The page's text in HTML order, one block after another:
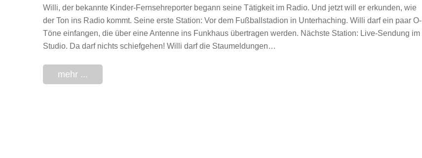
Willi, der bekannte Kinder-Fernsehreporter begann seine Tätigkeit im Radio. Und jetzt will er erkunden, wie
der Ton ins Radio kommt. Seine erste Station: Vor dem Fußballstadion in Unterhaching. Willi darf ein paar O-
Töne einfangen, die über eine Antenne ins Funkhaus übertragen werden. Nächste Station: Live-Sendung im
Studio. Da darf nichts schiefgehen! Willi darf die Staumeldungen…
mehr ...